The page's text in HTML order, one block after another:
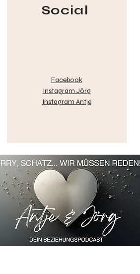
Social
​Facebook
Instagram Jörg
Instagram Antje